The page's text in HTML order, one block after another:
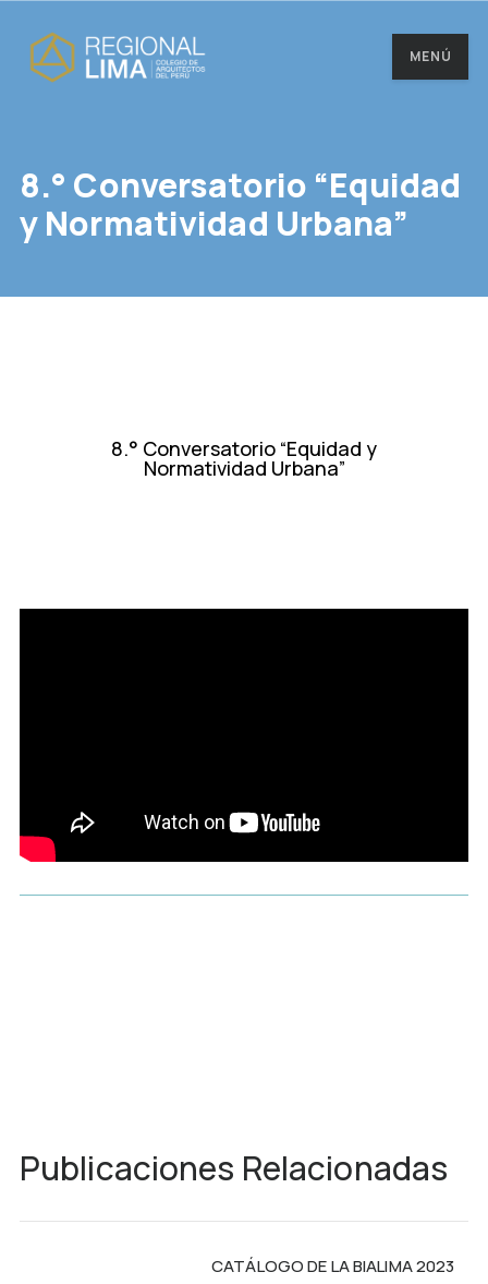
MENÚ
8.° Conversatorio “Equidad
y Normatividad Urbana”
8.° Conversatorio “Equidad y
Normatividad Urbana”
Publicaciones Relacionadas
CATÁLOGO DE LA BIALIMA 2023